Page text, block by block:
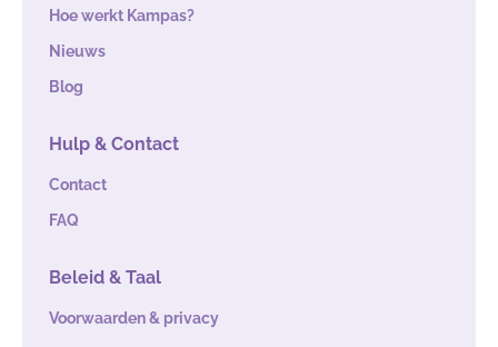
Hoe werkt Kampas?
Nieuws
Blog
Hulp & Contact
Contact
FAQ
Beleid & Taal
Voorwaarden & privacy